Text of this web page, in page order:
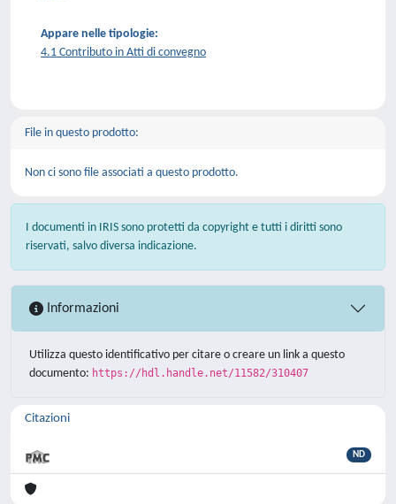
Appare nelle tipologie:
4.1 Contributo in Atti di convegno
File in questo prodotto:
Non ci sono file associati a questo prodotto.
I documenti in IRIS sono protetti da copyright e tutti i diritti sono
riservati, salvo diversa indicazione.
Informazioni
Utilizza questo identificativo per citare o creare un link a questo
documento: https://hdl.handle.net/11582/310407
Citazioni
ND